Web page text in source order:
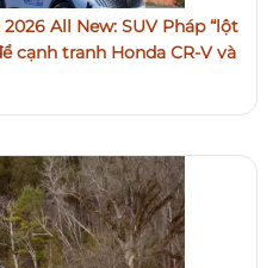
All New: SUV Pháp “lột
cạnh tranh Honda CR-V và